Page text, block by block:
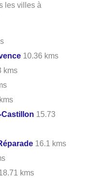
les villes à
10.36 kms
kms
Castillon 15.73
16.1 kms
kms